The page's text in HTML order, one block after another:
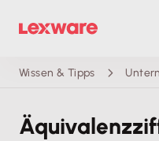
Wissen & Tipps